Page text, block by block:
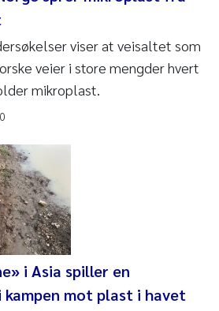
viser at veisaltet som
veier i store mengder hvert
mikroplast.
i Asia spiller en
mot plast i havet